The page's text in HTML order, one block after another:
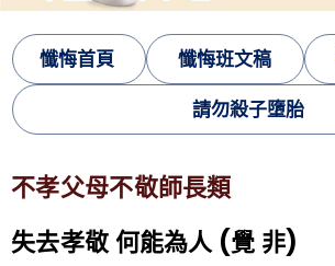
懺悔首頁 懺悔班文稿
請勿殺子墮胎
不孝父母不敬師長類
失去孝敬 何能為人 (覺 非)